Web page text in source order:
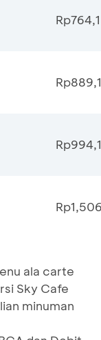
ala carte
Sky Cafe
minuman